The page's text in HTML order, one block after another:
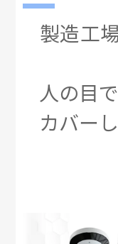
製造工
人の目
カバー